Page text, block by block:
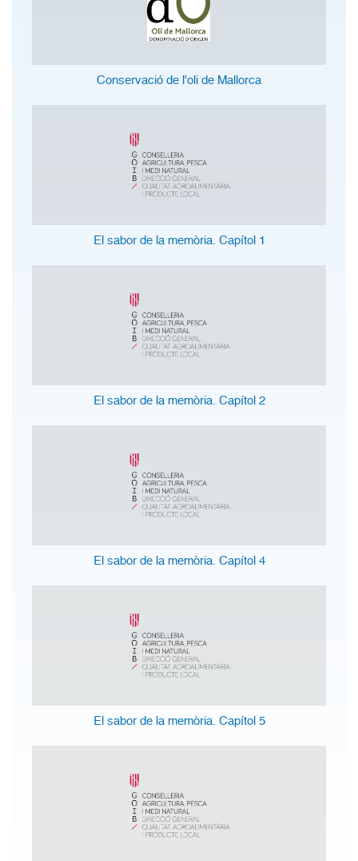
Conservació de l'oli de Mallorca
El sabor de la memòria. Capítol 1
El sabor de la memòria. Capítol 2
El sabor de la memòria. Capítol 4
El sabor de la memòria. Capítol 5